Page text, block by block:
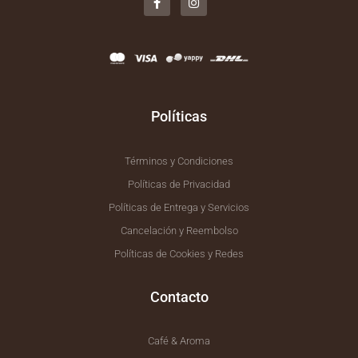
e
o
k
t
a
Políticas
Términos y Condiciones
Políticas de Privacidad
Políticas de Entrega y Servicios
Cancelación y Reembolso
Políticas de Cookies y Redes
Contacto
Café & Aroma